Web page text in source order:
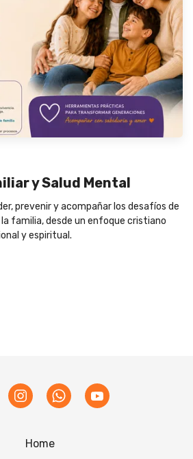
y Salud Mental
prevenir y acompañar los desafíos de
familia, desde un enfoque cristiano
y espiritual.
Home